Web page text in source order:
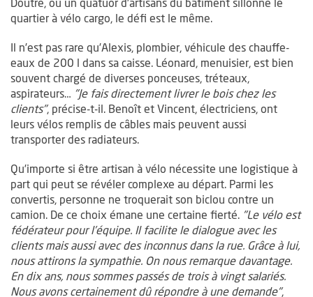
quartier à vélo cargo, le défi est le même.
Il n’est pas rare qu’Alexis, plombier, véhicule des chauffe-
eaux de 200 l dans sa caisse. Léonard, menuisier, est bien
souvent chargé de diverses ponceuses, tréteaux,
aspirateurs… "Je fais directement livrer le bois chez les
clients", précise-t-il. Benoît et Vincent, électriciens, ont
leurs vélos remplis de câbles mais peuvent aussi
transporter des radiateurs.
Qu’importe si être artisan à vélo nécessite une logistique à
part qui peut se révéler complexe au départ. Parmi les
convertis, personne ne troquerait son biclou contre un
camion. De ce choix émane une certaine fierté. "Le vélo est
fédérateur pour l’équipe. Il facilite le dialogue avec les
clients mais aussi avec des inconnus dans la rue. Grâce à lui,
nous attirons la sympathie. On nous remarque davantage.
En dix ans, nous sommes passés de trois à vingt salariés.
Nous avons certainement dû répondre à une demande",